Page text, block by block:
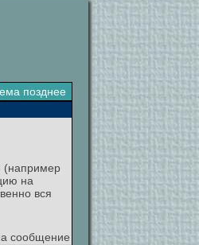
позднее
(например
на
вся
сообщение